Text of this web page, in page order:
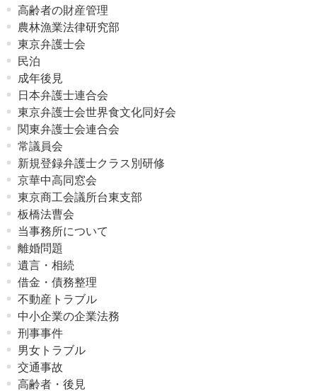
高齢者の財産管理
農林漁業法律研究部
東京弁護士会
民泊
成年後見
日本弁護士連合会
東京弁護士会世界食文化同好会
関東弁護士会連合会
常議員会
新規登録弁護士クラス別研修
京華中高同窓会
東京商工会議所台東支部
板橋法曹会
当事務所について
離婚問題
遺言・相続
借金・債務整理
不動産トラブル
中小企業の企業法務
刑事事件
男女トラブル
交通事故
高齢者・後見